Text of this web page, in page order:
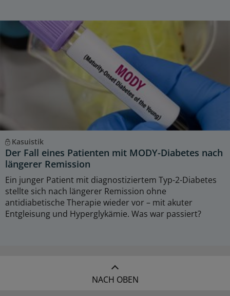
Kasuistik
Der Fall eines Patienten mit MODY-Diabetes nach
längerer Remission
Ein junger Patient mit diagnostiziertem Typ-2-Diabetes
stellte sich nach längerer Remission ohne
antidiabetische Therapie wieder vor – mit akuter
Entgleisung und Hyperglykämie. Was war passiert?
NACH OBEN